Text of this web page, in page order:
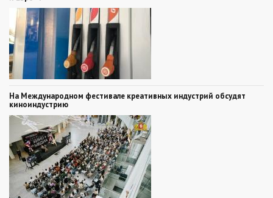
На Международном фестивале креативных индустрий обсудят
киноиндустрию